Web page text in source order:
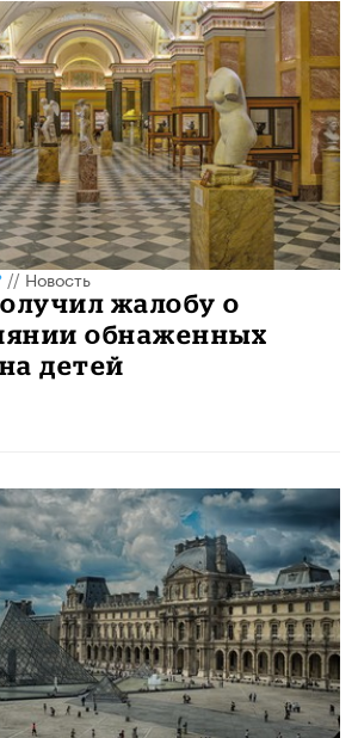
//Новость
жалобу о
обнаженных
детей